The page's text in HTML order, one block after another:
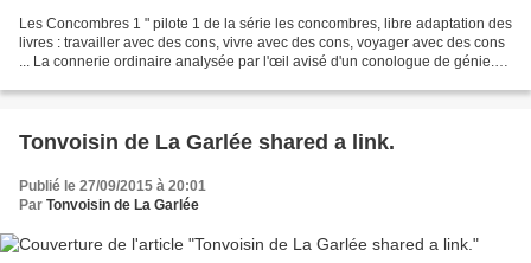
Les Concombres 1 " pilote 1 de la série les concombres, libre adaptation des
livres : travailler avec des cons, vivre avec des cons, voyager avec des cons
... La connerie ordinaire analysée par l'œil avisé d'un conologue de génie."
Tonvoisin de La Garlée shared a link.
Publié le 27/09/2015 à 20:01
Par Tonvoisin de La Garlée